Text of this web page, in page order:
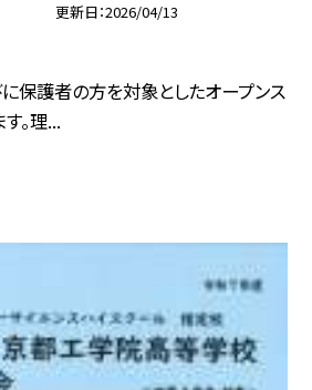
更新日 2026/04/13
保護者の方を対象としたオープンス
。理...